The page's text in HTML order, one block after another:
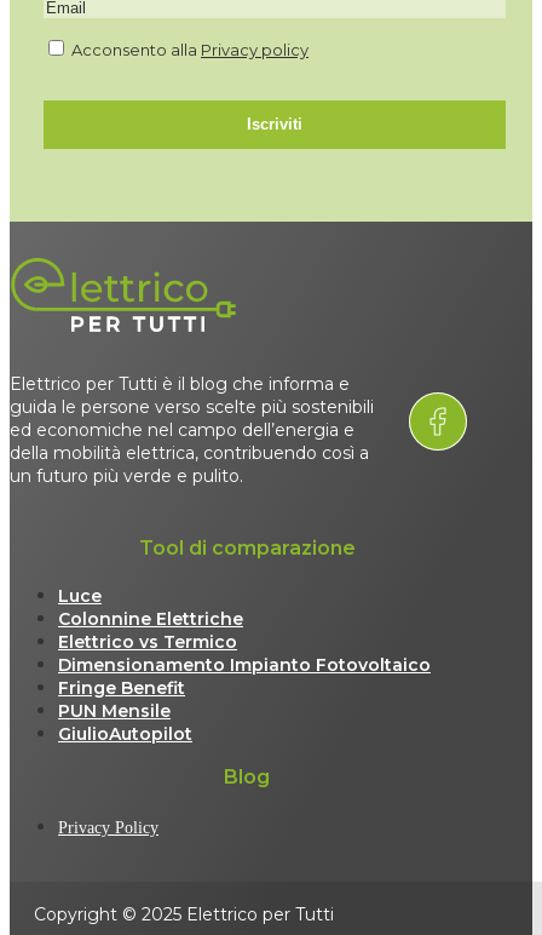
Acconsento alla Privacy policy
Iscriviti
Elettrico per Tutti è il blog che informa e
guida le persone verso scelte più sostenibili
ed economiche nel campo dell’energia e
della mobilità elettrica, contribuendo così a
un futuro più verde e pulito.
Tool di comparazione
Luce
Colonnine Elettriche
Elettrico vs Termico
Dimensionamento Impianto Fotovoltaico
Fringe Benefit
PUN Mensile
GiulioAutopilot
Blog
Privacy Policy
Copyright © 2025 Elettrico per Tutti